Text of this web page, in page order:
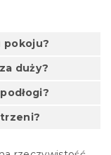
pokoju?
duży?